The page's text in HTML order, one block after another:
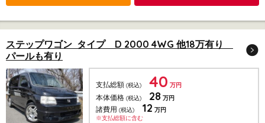
ステップワゴン タイプ D 2000 4WG 他18万有り
パールも有り
支払総額 (税込) 40 万円
本体価格 (税込) 28 万円
諸費用 (税込) 12 万円
※支払総額に含む